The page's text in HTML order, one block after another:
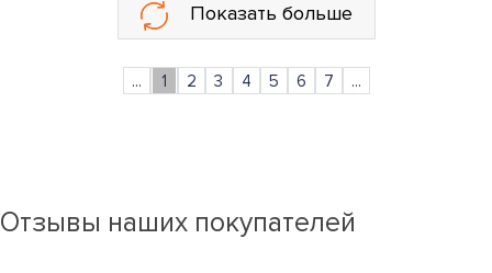
Показать больше
... 1 2 3 4 5 6 7 ...
Отзывы наших покупателей